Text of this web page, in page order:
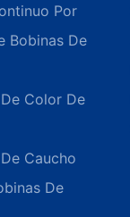
Por
Bobinas De
Color De
Caucho
De